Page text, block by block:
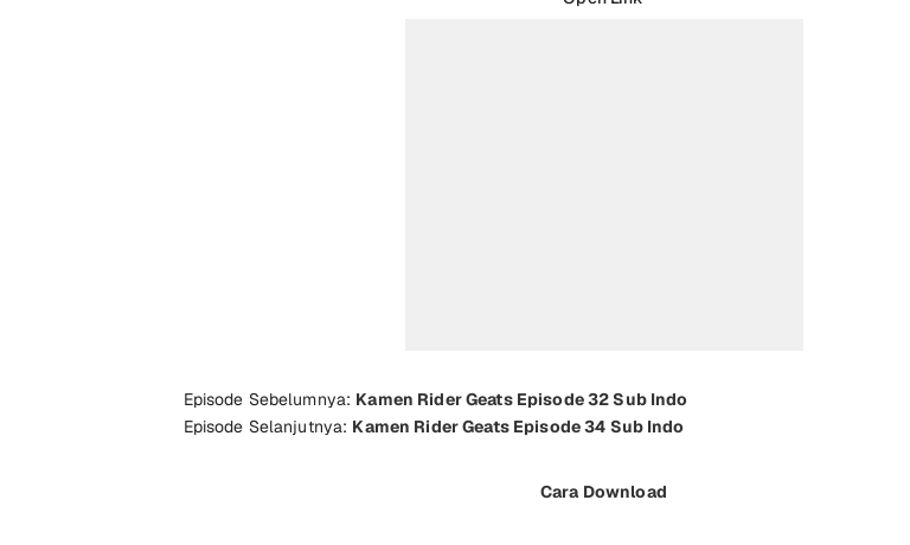
Episode Sebelumnya: Kamen Rider Geats Episode 32 Sub Indo
Episode Selanjutnya: Kamen Rider Geats Episode 34 Sub Indo
Cara Download